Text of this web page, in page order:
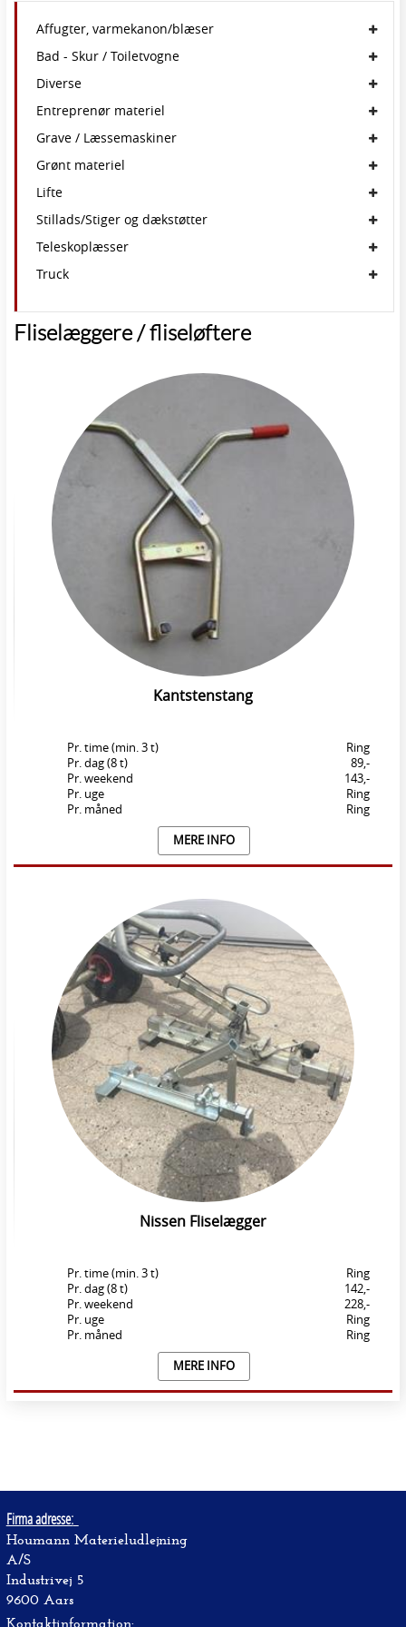
Affugter, varmekanon/blæser
Bad - Skur / Toiletvogne
Diverse
Entreprenør materiel
Grave / Læssemaskiner
Grønt materiel
Lifte
Stillads/Stiger og dækstøtter
Teleskoplæsser
Truck
Fliselæggere / fliseløftere
Kantstenstang
Pr. time (min. 3 t)
Ring
Pr. dag (8 t)
89,-
Pr. weekend
143,-
Pr. uge
Ring
Pr. måned
Ring
MERE INFO
Nissen Fliselægger
Pr. time (min. 3 t)
Ring
Pr. dag (8 t)
142,-
Pr. weekend
228,-
Pr. uge
Ring
Pr. måned
Ring
MERE INFO
Firma adresse:
Houmann Materieludlejning
A/S
Industrivej 5
9600 Aars